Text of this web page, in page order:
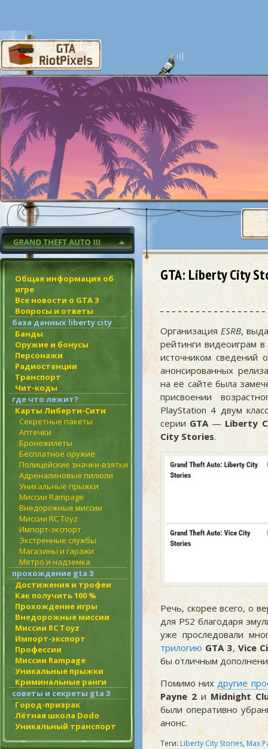
Общая информация об
игре
Все новости о GTA 3
Вопросы и ответы
база данных liberty city
Банды
Оружие и бонусы
Персонажи
Радиостанции
Транспорт
Чит-коды
где что лежит?
Карты Либерти-Сити
Секретные пакеты
Аптечки
Бронежилеты
Бесплатное оружие
Полицейские значки-взятки
Адреналиновые пилюли
Уникальные прыжки
Миссии Rampage
Внедорожные миссии
Миссии RC Toyz
Импорт-экспорт
Экстренные службы
Магазины и гаражи
Метро и надземка
прохождение gta 3
Достижения и трофеи
Как получить 100 %
Прохождение игры
Внедорожные миссии
Миссии RC Toyz
Импорт-экспорт
Профессии
Миссии Rampage
Уникальные прыжки
Криминальные ранги
советы и секреты gta 3
Город-призрак
Лётная школа Dodo
Уникальный транспорт
GTA: Liberty City
Организация ESRB,
рейтинги видеоиграм
источником сведений
анонсированных
на её сайте была
присвоении
PlayStation 4 двум
серии GTA—Liberty
City Stories.
Речь, скорее всего, о
для PS2 благодаря
уже проследовали
трилогию GTA 3, Vice
бы отличным
Помимо них другие
Payne 2иMidnight
были оперативно
анонс.
Теги:Liberty City Stories,Max